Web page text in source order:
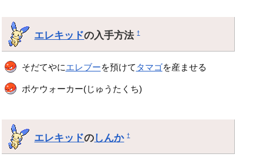
エレキッドの入手方法†
そだてやにエレブーを預けて タマゴを産ませる
ポケウォーカー(じゅうたくち)
エレキッドのしんか †